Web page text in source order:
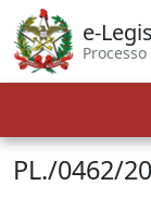
e-Legis
PL./0462/